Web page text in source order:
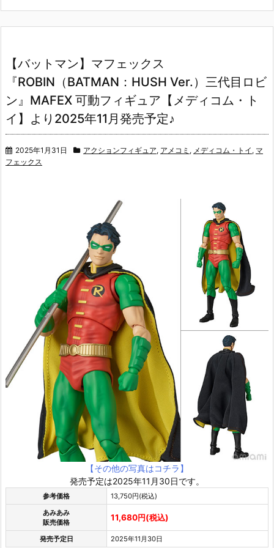
【バットマン】マフェックス
『ROBIN（BATMAN：HUSH Ver.）三代目ロビ
ン』MAFEX 可動フィギュア【メディコム・ト
イ】より2025年11月発売予定♪
2025年1月31日 アクションフィギュア, アメコミ , メディコム・トイ , マ
フェックス
【その他の写真はコチラ】
発売予定は2025年11月30日です。
参考価格
13,750円(税込)
あみあみ
販売価格
11,680円(税込)
発売予定日 2025年11月30日